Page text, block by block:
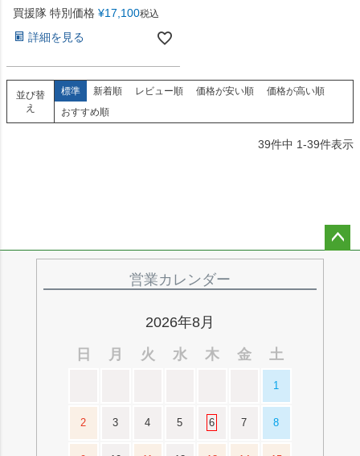
買援隊 特別価格 ¥17,100税込
詳細を見る
並び替
え
標準 新着順 レビュー順 価格が安い順
価格が高い順
おすすめ順
39件中 1-39件表示
営業カレンダー
2026年8月
日
月 火 水 木 金 土
1
2 3 4 5 6 7 8